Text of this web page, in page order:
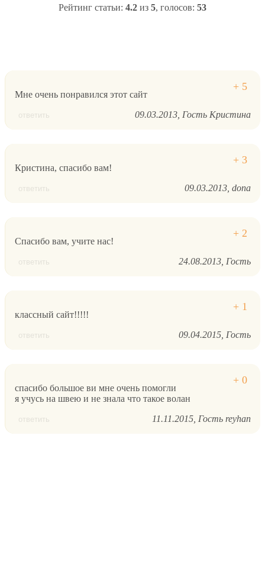
Рейтинг статьи: 4.2 из 5, голосов: 53
Мне очень понравился этот сайт
ответить 09.03.2013 Гость Кристина
Кристина, спасибо вам!
ответить 09.03.2013 dona
Спасибо вам, учите нас!
ответить 24.08.2013 Гость
классный сайт!!!!!
ответить 09.04.2015 Гость
спасибо большое ви мне очень помогли
я учусь на швею и не знала что такое волан
ответить 11.11.2015 Гость reyhan